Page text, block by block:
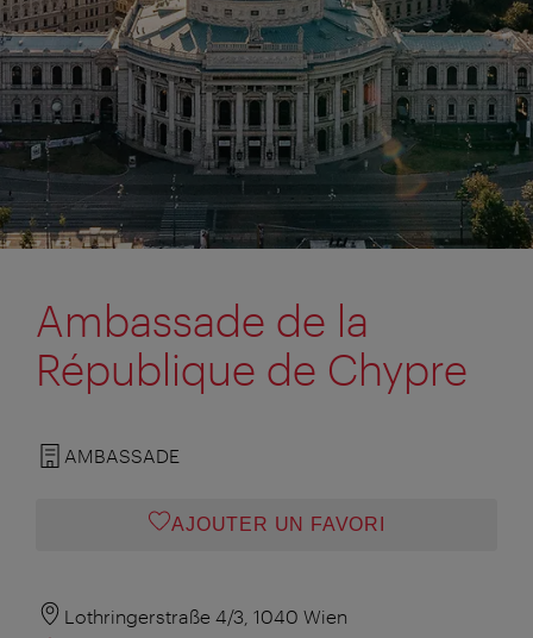
Ambassade de la
République de Chypre
AMBASSADE
AJOUTER UN FAVORI
Lothringerstraße 4/3, 1040 Wien